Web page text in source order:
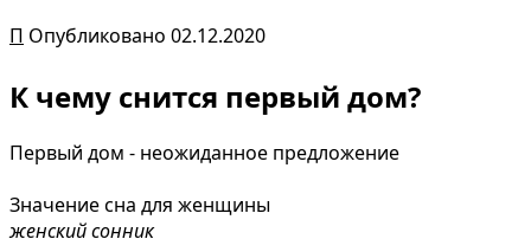
П Опубликовано 02.12.2020
К чему снится первый дом?
Первый дом - неожиданное предложение
Значение сна для женщины
женский сонник